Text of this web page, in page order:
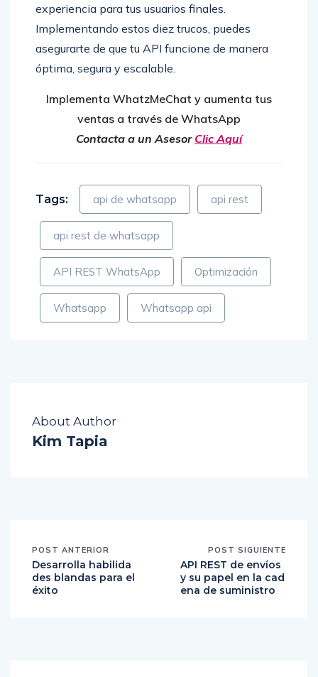
experiencia para tus usuarios finales.
Implementando estos diez trucos, puedes
asegurarte de que tu API funcione de manera
óptima, segura y escalable.
Implementa WhatzMeChat y aumenta tus
ventas a través de WhatsApp
Contacta a un Asesor Clic Aquí
Tags: api de whatsapp api rest
api rest de whatsapp
API REST WhatsApp Optimización
Whatsapp Whatsapp api
About Author
Kim Tapia
POST ANTERIOR
Desarrolla habilida
des blandas para el
éxito
POST SIGUIENTE
API REST de envíos
y su papel en la cad
ena de suministro